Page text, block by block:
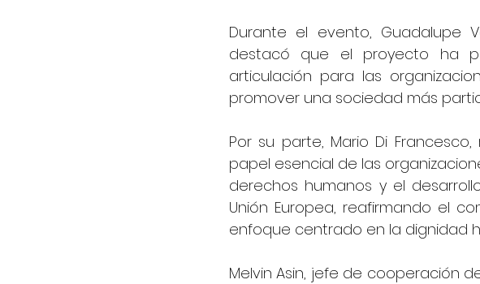
Durante el evento, Guadalupe
destacó que el proyecto ha
articulación para las
promover una sociedad más
Por su parte, Mario Di
papel esencial de las
derechos humanos y el
Unión Europea, reafirmando el
enfoque centrado en la dignidad
Melvin Asin, jefe de cooperación